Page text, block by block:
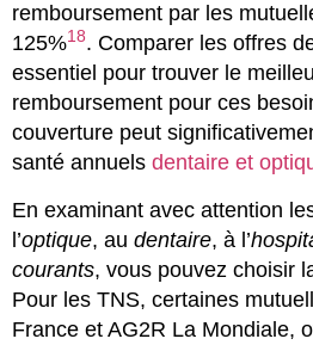
remboursement par les
125%18. Comparer les offres
essentiel pour trouver le
remboursement pour ces
couverture peut
santé annuels dentaire et
En examinant avec attention
l’optique, au dentaire, à l’
courants, vous pouvez choisir
Pour les TNS, certaines
France et AG2R La Mondiale,